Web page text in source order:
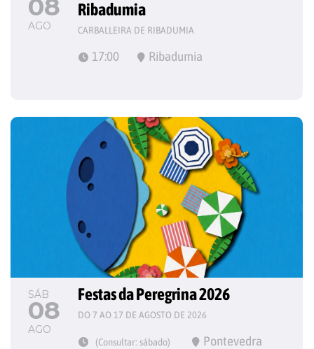
08
AGO
Ribadumia
CARBALLEIRA DE RIBADUMIA
17:00 Ribadumia
SÁB
08
AGO
Festas da Peregrina 2026
DO 7 AO 17 DE AGOSTO DE 2026
(Consultar: sábado) Pontevedra